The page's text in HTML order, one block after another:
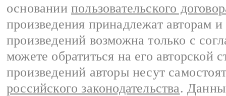
основании пользовательского
произведения принадлежат авторам
произведений возможна только с
можете обратиться на его авторской
произведений авторы несут
российского законодательства.